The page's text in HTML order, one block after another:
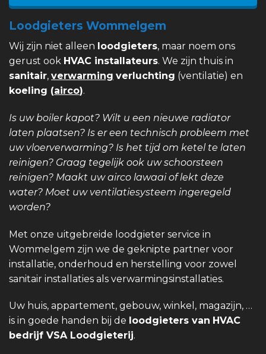
Loodgieters Wommelgem
Wij zijn niet alleen loodgieters, maar noem ons
gerust ook HVAC installateurs. We zijn thuis in
sanitair, verwarming verluchting (ventilatie) en
koeling (airco).
Is uw boiler kapot? Wilt u een nieuwe radiator
laten plaatsen? Is er een technisch probleem met
uw vloerverwarming? Is het tijd om ketel te laten
reinigen? Graag tegelijk ook uw schoorsteen
reinigen? Maakt uw airco lawaai of lekt deze
water? Moet uw ventilatiesysteem ingeregeld
worden?
Met onze uitgebreide loodgieter service in
Wommelgem zijn we de geknipte partner voor
installatie, onderhoud en herstelling voor zowel
sanitair installaties als verwarmingsinstallaties.
Uw huis, appartement, gebouw, winkel, magazijn, …
is in goede handen bij de loodgieters van HVAC
bedrijf VSA Loodgieterij.